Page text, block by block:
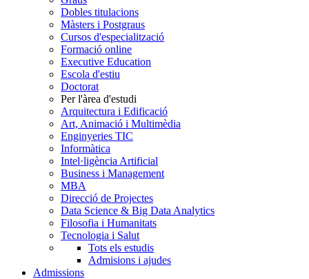
Dobles titulacions
Màsters i Postgraus
Cursos d'especialització
Formació online
Executive Education
Escola d'estiu
Doctorat
Per l'àrea d'estudi
Arquitectura i Edificació
Art, Animació i Multimèdia
Enginyeries TIC
Informàtica
Intel·ligència Artificial
Business i Management
MBA
Direcció de Projectes
Data Science & Big Data Analytics
Filosofia i Humanitats
Tecnologia i Salut
Tots els estudis
Admisions i ajudes
Admissions